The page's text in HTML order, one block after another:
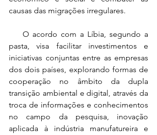
causas das migrações irregulares.
O acordo com a Líbia, segundo a
pasta, visa facilitar investimentos e
iniciativas conjuntas entre as empresas
dos dois países, explorando formas de
cooperação no âmbito da dupla
transição ambiental e digital, através da
troca de informações e conhecimentos
no campo da pesquisa, inovação
aplicada à indústria manufatureira e